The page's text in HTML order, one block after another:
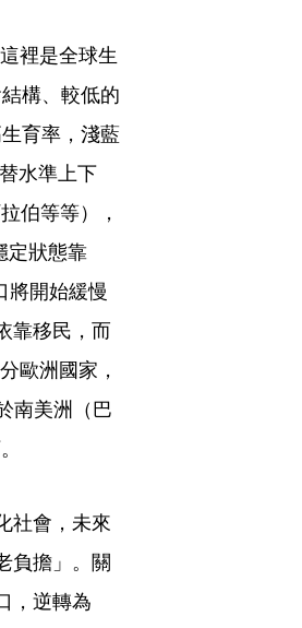
裡是全球生
構、較低的
育率，淺藍
水準上下
伯等等），
定狀態靠
將開始緩慢
靠移民，而
歐洲國家，
南美洲（巴
社會，未來
負擔」。關
，逆轉為